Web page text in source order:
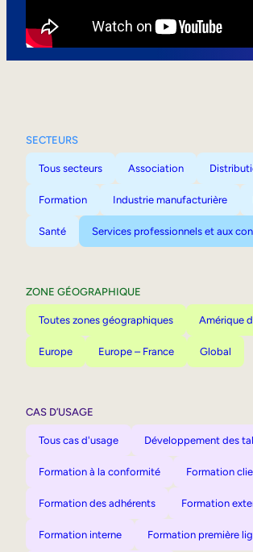
SECTEURS
Tous secteurs Association
Formation Industrie manufacturière
Santé Services professionnels et aux
ZONE GÉOGRAPHIQUE
Toutes zones géographiques Amérique
Europe Europe – France Global
CAS D’USAGE
Tous cas d'usage Développement des
Formation à la conformité Formation
Formation des adhérents Formation
Formation interne Formation première